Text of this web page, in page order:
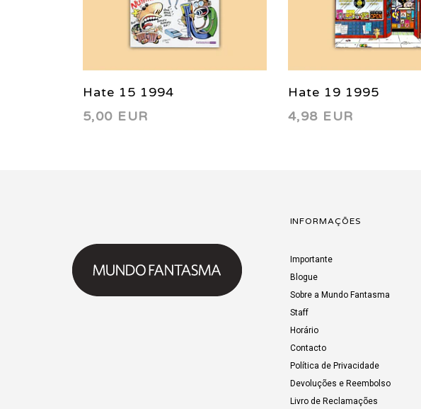
Hate 15 1994
5,00 EUR
Hate 19 1995
4,98 EUR
INFORMAÇÕES
Importante
Blogue
Sobre a Mundo Fantasma
Staff
Horário
Contacto
Política de Privacidade
Devoluções e Reembolso
Livro de Reclamações